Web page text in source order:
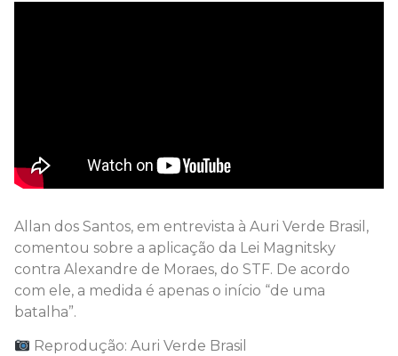
Allan dos Santos, em entrevista à Auri Verde Brasil,
comentou sobre a aplicação da Lei Magnitsky
contra Alexandre de Moraes, do STF. De acordo
com ele, a medida é apenas o início “de uma
batalha”.
Reprodução: Auri Verde Brasil